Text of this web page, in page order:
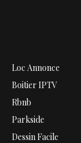
Loc Annonce
Boitier IPTV
Rbnb
Parkside
Dessin Facile